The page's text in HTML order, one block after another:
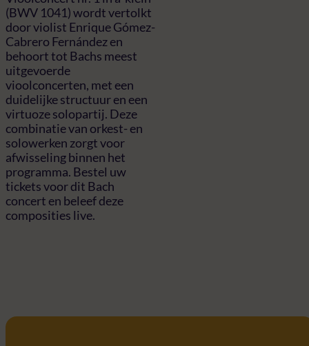
(BWV 1041) wordt vertolkt
door violist Enrique Gómez-
Cabrero Fernández en
behoort tot Bachs meest
uitgevoerde
vioolconcerten, met een
duidelijke structuur en een
virtuoze solopartij. Deze
combinatie van orkest- en
solowerken zorgt voor
afwisseling binnen het
programma. Bestel uw
tickets voor dit Bach
concert en beleef deze
composities live.